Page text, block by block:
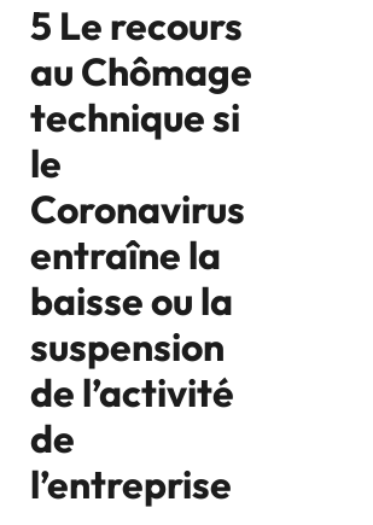
5 Le recours
au Chômage
technique si
le
Coronavirus
entraîne la
baisse ou la
suspension
de l’activité
de
l’entreprise